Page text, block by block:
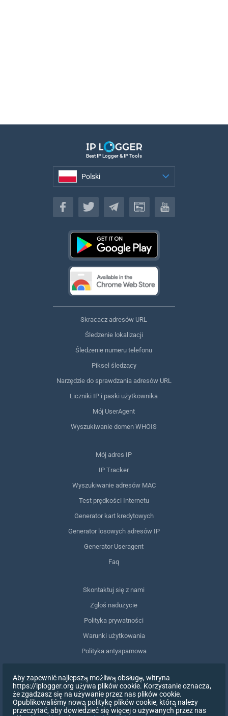
Best IP Logger & IP Tools
Polski
Polski
Skracacz adresów URL
Śledzenie lokalizacji
Śledzenie numeru telefonu
Piksel śledzący
Narzędzie do sprawdzania adresów URL
Liczniki IP i paski użytkownika
Mój UserAgent
Wyszukiwanie domen WHOIS
Mój adres IP
IP Tracker
Wyszukiwanie adresów MAC
Test prędkości Internetu
Generator kart kredytowych
Generator losowych adresów IP
Generator Useragent
Faq
Skontaktuj się z nami
Zgłoś nadużycie
Polityka prywatności
Warunki użytkowania
Polityka antyspamowa
Usuń moje dane
Wycofanie zgody
Aby zapewnić najlepszą możliwą obsługę, witryna
https://iplogger.org używa plików cookie. Korzystanie oznacza,
że zgadzasz się na używanie przez nas plików cookie.
Opublikowaliśmy nową politykę plików cookie, którą należy
przeczytać, aby dowiedzieć się więcej o używanych przez nas